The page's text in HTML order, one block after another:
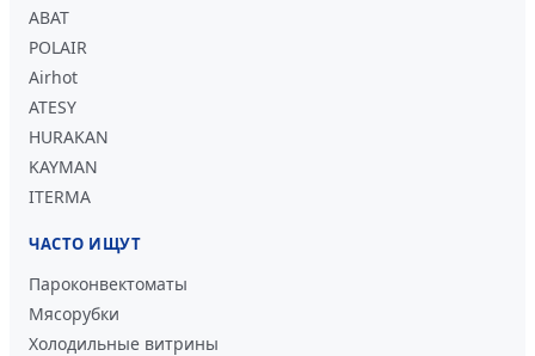
ABAT
POLAIR
Airhot
ATESY
HURAKAN
KAYMAN
ITERMA
ЧАСТО ИЩУТ
Пароконвектоматы
Мясорубки
Холодильные витрины